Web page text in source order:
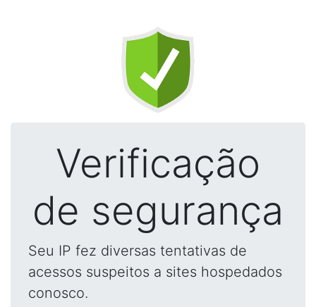
Verificação
de segurança
Seu IP fez diversas tentativas de
acessos suspeitos a sites hospedados
conosco.